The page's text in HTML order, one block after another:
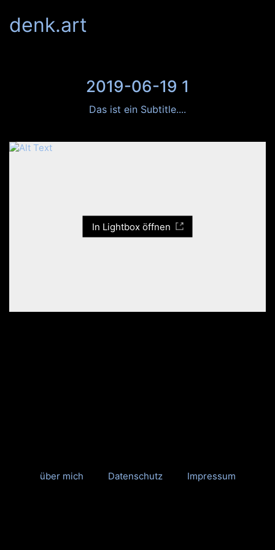
denk.art
2019-06-19 1
Das ist ein Subtitle....
In Lightbox öffnen
über mich Datenschutz Impressum